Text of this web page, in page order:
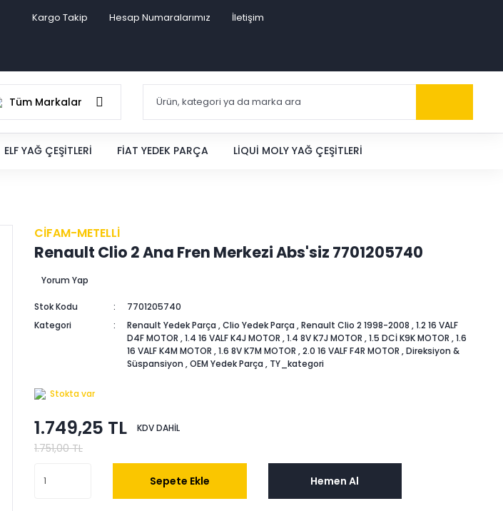
Kargo Takip Hesap Numaralarımız İletişim
Tüm Markalar
ELF YAĞ ÇEŞITLERI FIAT YEDEK PARÇA LIQUI MOLY YAĞ ÇEŞITLERI
CİFAM-METELLİ
Renault Clio 2 Ana Fren Merkezi Abs'siz 7701205740
Yorum Yap
Stok Kodu
7701205740
Kategori
Renault Yedek Parça ,Clio Yedek Parça ,Renault Clio 2 1998-2008 ,1.2 16 VALF
D4F MOTOR ,1.4 16 VALF K4J MOTOR ,1.4 8V K7J MOTOR ,1.5 DCİ K9K MOTOR ,1.6
16 VALF K4M MOTOR ,1.6 8V K7M MOTOR ,2.0 16 VALF F4R MOTOR ,Direksiyon &
Süspansiyon ,OEM Yedek Parça , TY_kategori
Stokta var
1.749,25 TL KDV DAHİL
1.751,00 TL
Sepete Ekle Hemen Al